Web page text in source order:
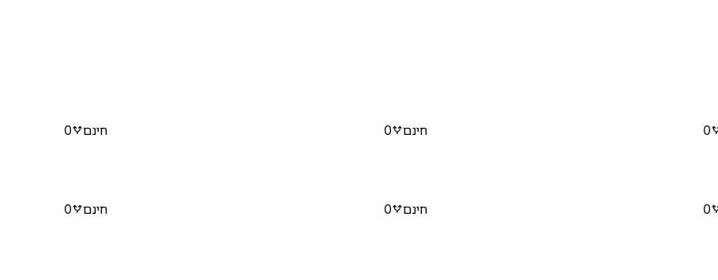
0 חינם 0 חינם 0
0 חינם 0 חינם 0